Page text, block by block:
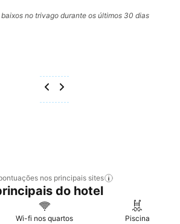
no trivago durante os últimos 30 dias
nos principais sites
do hotel
Wi-fi nos quartos Piscina